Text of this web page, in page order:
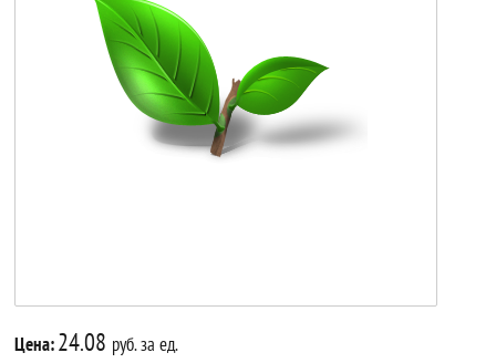
Цена:24.08 руб. за ед.